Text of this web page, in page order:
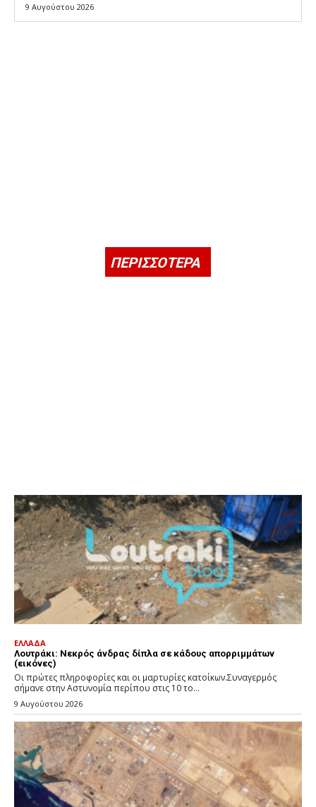
9 Αυγούστου 2026
ΠΕΡΙΣΣΟΤΕΡΑ
ΕΛΛΑΔΑ
Λουτράκι: Νεκρός άνδρας δίπλα σε κάδους απορριμμάτων
(εικόνες)
Οι πρώτες πληροφορίες και οι μαρτυρίες κατοίκων.Συναγερμός
σήμανε στην Αστυνομία περίπου στις 10 το...
9 Αυγούστου 2026